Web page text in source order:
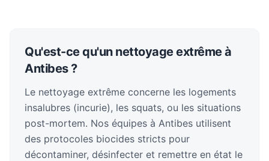
Qu'est-ce qu'un nettoyage extrême à
Antibes ?
Le nettoyage extrême concerne les logements
insalubres (incurie), les squats, ou les situations
post-mortem. Nos équipes à Antibes utilisent
des protocoles biocides stricts pour
décontaminer, désinfecter et remettre en état le